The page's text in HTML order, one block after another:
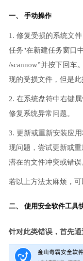
一、 手动操作
1. 修复受损的系统文
任务"在新建任务窗口
/scannow”并按下回车
现的受损文件，但是此
2. 在系统盘符中右键
修复系统异常问题。
3. 更新或重新安装应
现问题，尝试更新或
潜在的文件冲突或错误
若以上方法太麻烦，
二、 使用安全软件工具
针对此类错误，首先通